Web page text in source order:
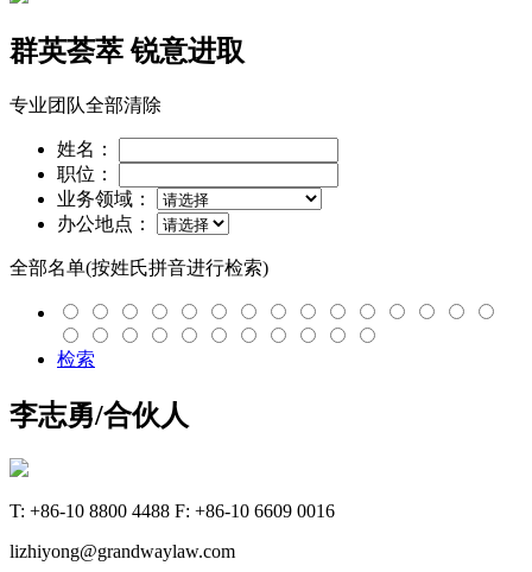
群英荟萃 锐意进取
专业团队全部清除
姓名：
职位：
业务领域：
办公地点：
全部名单(按姓氏拼音进行检索)
检索
李志勇/合伙人
T: +86-10 8800 4488 F: +86-10 6609 0016
lizhiyong@grandwaylaw.com